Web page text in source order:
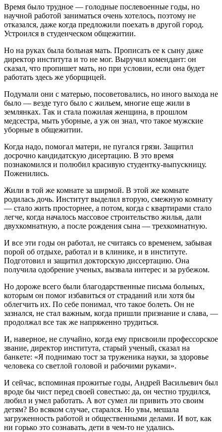
Время было трудное — голодные послевоенные годы, но
научной работой заниматься очень хотелось, поэтому не
отказался, даже когда предложили поехать в другой город.
Устроился в студенческом общежитии.
Но на руках была больная мать. Прописать ее к сыну даже
директор института и то не мог. Выручил комендант: он
сказал, что пропишет мать, но при условии, если она будет
работать здесь же уборщицей.
Подумали они с матерью, посоветовались, но иного выхода не
было — везде туго было с жильем, многие еще жили в
землянках. Так и стала пожилая женщина, в прошлом
медсестра, мыть уборные, а уж он знал, что такое мужские
уборные в общежитии.
Когда надо, помогал матери, не пугался грязи. Защитил
досрочно кандидатскую дисертацию. В это время
познакомился и полюбил красивую студентку-выпускницу.
Поженились.
Жили в той же комнате за ширмой. В этой же комнате
родилась дочь. Институт выделил вторую, смежную комнату
— стало жить просторнее, а потом, когда с квартирами стало
легче, когда началось массовое строительство жилья, дали
двухкомнатную, а после рождения сына — трехкомнатную.
И все эти годы он работал, не считаясь со временем, забывая
порой об отдыхе, работал и в клинике, и в институте.
Подготовил и защитил докторскую диссертацию. Она
получила одобрение ученых, вызвала интерес и за рубежом.
Но дороже всего были благодарственные письма больных,
которым он помог избавиться от страданий или хотя бы
облегчить их. По себе понимал, что такое болеть. Он не
зазнался, не стал важным, когда пришли признание и слава, —
продолжал все так же напряженно трудиться.
И, наверное, не случайно, когда ему присвоили профессорское
звание, директор института, старый ученый, сказал на
банкете: «Я поднимаю тост за труженика науки, за здоровье
человека со светлой голо­вой и рабочими руками».
И сейчас, вспоминая прожитые годы, Андрей Васильевич был
вроде бы чист перед своей совестью: да, он честно трудился,
любил и умел работать. А вот сумел ли привить это своим
детям? Во всяком случае, старался. Но увы, мешала
загруженность работой и общественными делами. И вот, как
ни горько это сознавать, дети в чем-то не удались.